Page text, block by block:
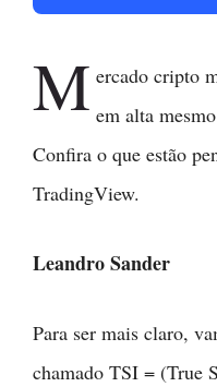
M ercado cripto
em alta
Confira o que estão
TradingView.
Leandro Sander
Para ser mais claro,
chamado TSI = (True